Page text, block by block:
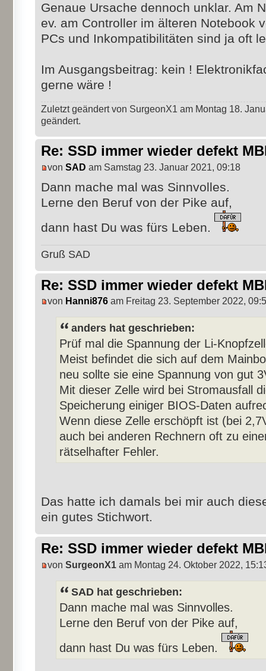
Genaue Ursache dennoch unklar. Am
ev. am Controller im älteren Notebook
PCs und Inkompatibilitäten sind ja oft
Im Ausgangsbeitrag: kein !
gerne wäre !
Zuletzt geändert von SurgeonX1 am Montag 18.
geändert.
Re: SSD immer wieder defekt
von SAD am Samstag 23. Januar 2021, 09:18
Dann mache mal was Sinnvolles.
Lerne den Beruf von der Pike auf,
dann hast Du was fürs Leben.
Gruß SAD
Re: SSD immer wieder defekt
von Hanni876 am Freitag 23. September 2022,
anders hat geschrieben:
Prüf mal die Spannung der Li-
Meist befindet die sich auf dem
neu sollte sie eine Spannung von gut
Mit dieser Zelle wird bei Stromausfall
Speicherung einiger BIOS-Daten
Wenn diese Zelle erschöpft ist (bei
auch bei anderen Rechnern oft zu
rätselhafter Fehler.
Das hatte ich damals bei mir auch
ein gutes Stichwort.
Re: SSD immer wieder defekt
von SurgeonX1 am Montag 24. Oktober 2022,
SAD hat geschrieben:
Dann mache mal was Sinnvolles.
Lerne den Beruf von der Pike auf,
dann hast Du was fürs Leben.